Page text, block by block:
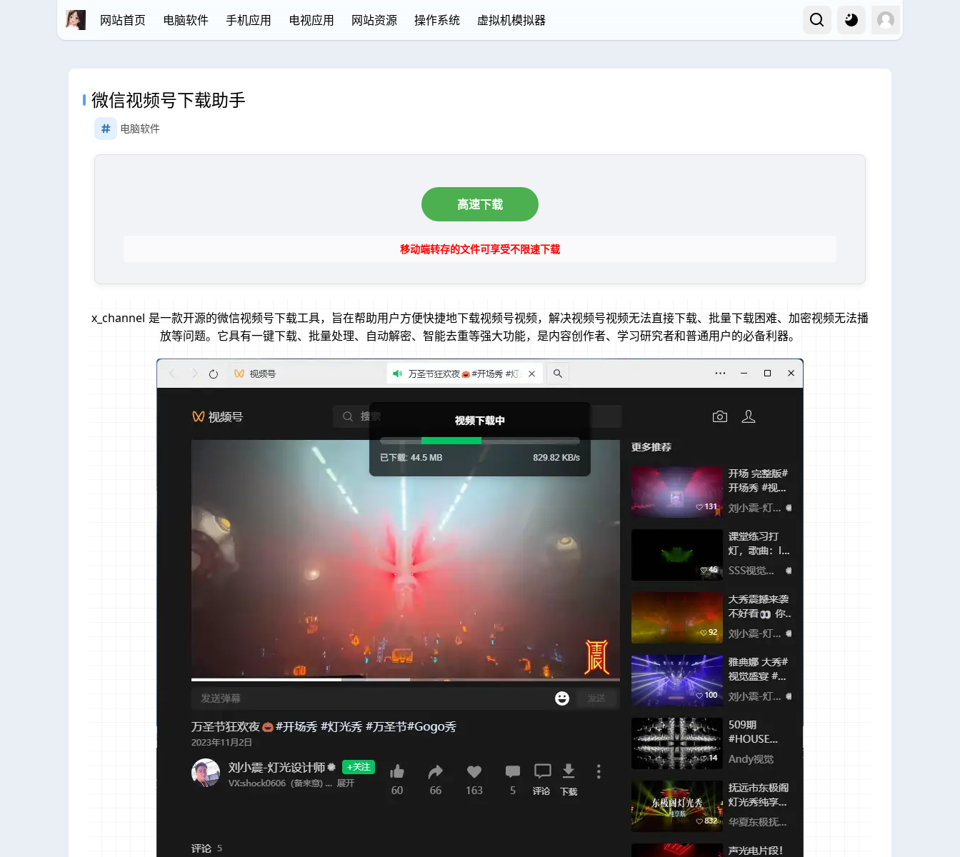
网站首页 电脑软件 手机应用 电视应用 网站资源 操作系统 虚拟机模拟器
微信视频号下载助手
电脑软件
高速下载
移动端转存的文件可享受不限速下载
x_channel 是一款开源的微信视频号下载工具，旨在帮助用户方便快捷地下载视频号视频，解决视频号视频无法直接下载、批量下载困难、加密视频无法播
放等问题。它具有一键下载、批量处理、自动解密、智能去重等强大功能，是内容创作者、学习研究者和普通用户的必备利器。